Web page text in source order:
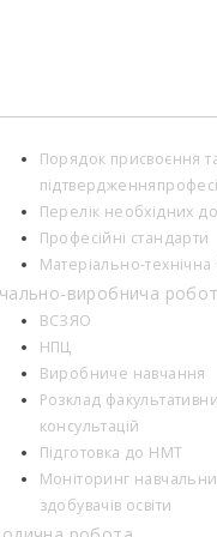
Порядок присвоєння
Перелік необхідних
Професійні стандарти
Матеріально-технічна
виробнича
ВСЗЯО
НПЦ
Виробниче навчання
Розклад
консультацій
Підготовка до НМТ
Моніторинг
здобувачів освіти